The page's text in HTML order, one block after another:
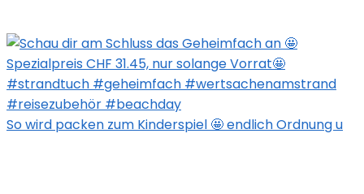
So wird packen zum Kinderspiel 🤩 endlich Ordnung u